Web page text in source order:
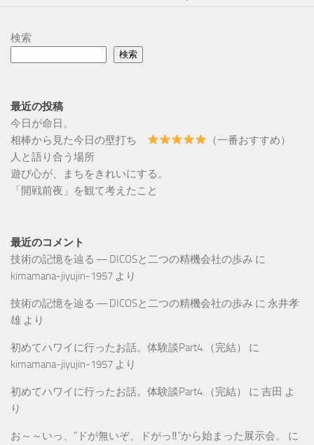
検索
検索
最近の投稿
今日が命日。
相棒から見た今日の壁打ち
（一番おすすめ）
人と語り合う場所
遊び心が、まちをきれいにする。
「開戦前夜」を観て考えたこと
最近のコメント
技術の記憶を辿る ― DICOSと二つの精機会社の歩み に
kimamana-jiyujin-1957 より
技術の記憶を辿る ― DICOSと二つの精機会社の歩み に 永井孝
雄 より
初めてハワイに行ったお話。体験談Part4.（完結）
に
kimamana-jiyujin-1957 より
初めてハワイに行ったお話。体験談Part4.（完結） に 吉田 よ
り
お～～いっ、”ドが無いぞ、ドがっ‼”から始まった展示会。
に